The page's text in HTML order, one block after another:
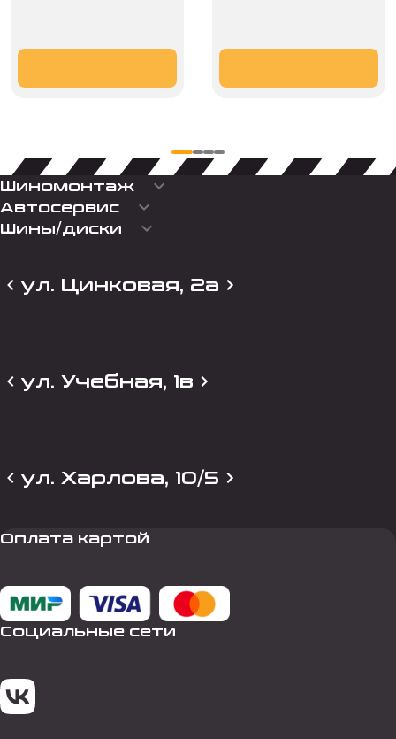
Шиномонтаж keyboard_arrow_down
Автосервис keyboard_arrow_down
Шины/диски keyboard_arrow_down
ул. Цинковая, 2а
ул. Учебная, 1в
ул. Харлова, 10/5
Оплата картой
Социальные сети